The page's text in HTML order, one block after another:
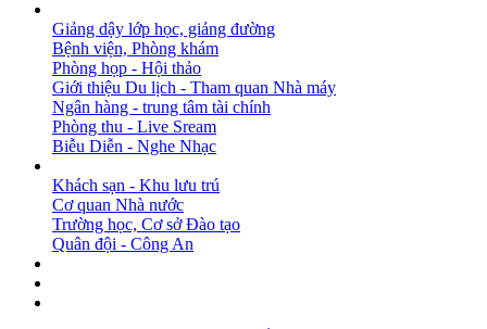
Giảng dậy lớp học, giảng đường
Bệnh viện, Phòng khám
Phòng họp - Hội thảo
Giới thiệu Du lịch - Tham quan Nhà máy
Ngân hàng - trung tâm tài chính
Phòng thu - Live Sream
Biễu Diễn - Nghe Nhạc
Khách sạn - Khu lưu trú
Cơ quan Nhà nước
Trường học, Cơ sở Đào tạo
Quân đội - Công An